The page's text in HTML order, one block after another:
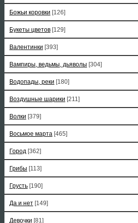
Божьи коровки [126]
Букеты цветов [129]
Валентинки [393]
Вампиры, ведьмы, дьяволы [304]
Водопады, реки [180]
Воздушные шарики [211]
Волки [379]
Восьмое марта [465]
Город [362]
Грибы [113]
Грусть [190]
Да и нет [149]
Девочки [81]